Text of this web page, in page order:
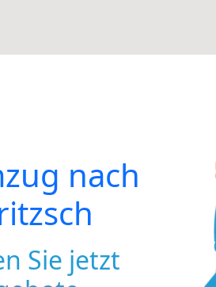
nach
Sie jetzt